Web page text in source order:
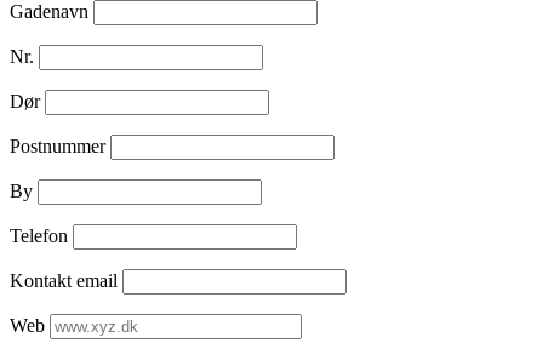
Gadenavn
Nr.
Dør
Postnummer
By
Telefon
Kontakt email
Web